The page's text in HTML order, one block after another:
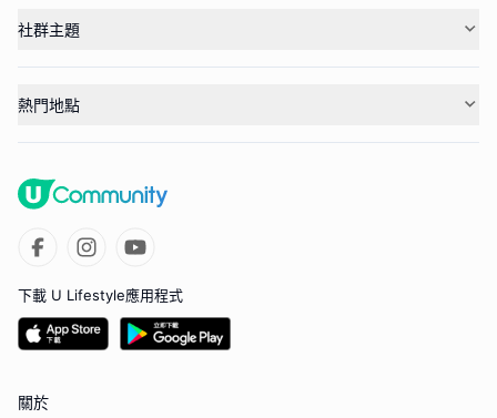
社群主題
熱門地點
下載 U Lifestyle應用程式
關於